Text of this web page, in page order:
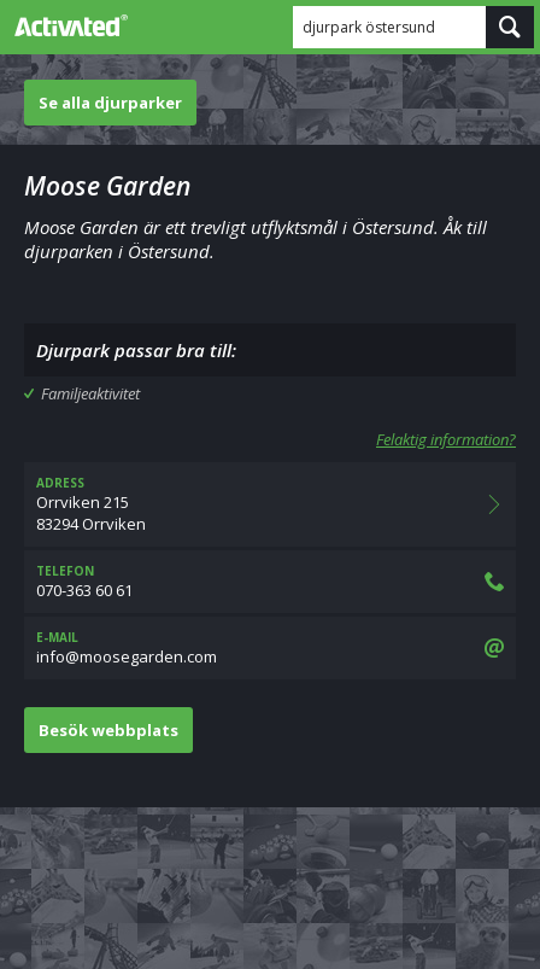
djurpark östersund
Se alla djurparker
Moose Garden
Moose Garden är ett trevligt utflyktsmål i Östersund. Åk till
djurparken i Östersund.
Djurpark passar bra till:
Familjeaktivitet
Felaktig information?
ADRESS
Orrviken 215
83294 Orrviken
TELEFON
070-363 60 61
E-MAIL
moc.nedragesoom@ofni
Besök webbplats